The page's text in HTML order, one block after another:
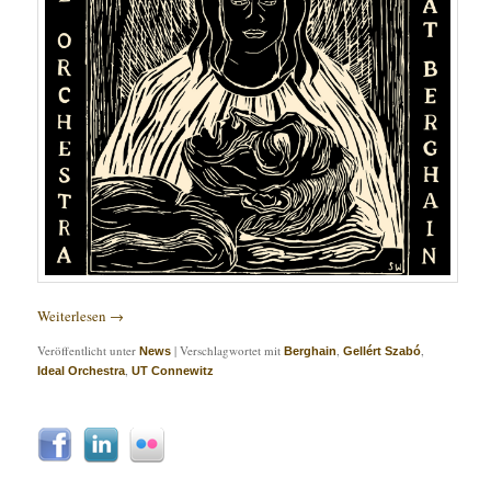
Weiterlesen →
Veröffentlicht unter News |Verschlagwortet mit Berghain,Gellért Szabó,
Ideal Orchestra,UT Connewitz